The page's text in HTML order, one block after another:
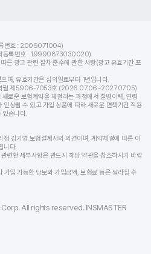
록번호 : 2009071004)
회등록번호 : 19990873030020)
른 광고 관련 절차 준수에 관한 사항(광고 유효기간 포
며, 유효기간은 심의일로부터 1년입니다.
의필 제5906-7053호 (2026.07.06~2027.07.05)
로운 보험계약을 체결하는 과정에서 질병이력, 연령
상될 수 있고 가입 상품에 따라 새로운 면책기간 적용
있습니다.
김기영 보험설계사의 의견이며, 계약체결에 따른 이
니다.
련한 세부사항은 반드시 해당 약관을 참조하시기 바랍
가입 가능한 담보와 가입금액, 보험료 등은 달라질 수
All rights reserved. INSMASTER